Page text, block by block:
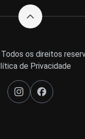
os direitos
de Privacidade